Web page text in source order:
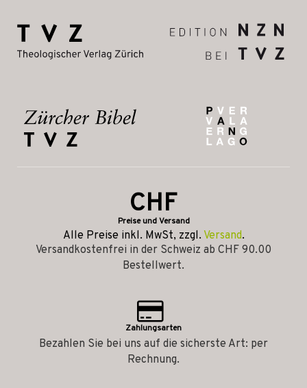
CHF
Preise und Versand
Alle Preise inkl. MwSt, zzgl. Versand.
Versandkostenfrei in der Schweiz ab CHF 90.00
Bestellwert.
Zahlungsarten
Bezahlen Sie bei uns auf die sicherste Art: per
Rechnung.